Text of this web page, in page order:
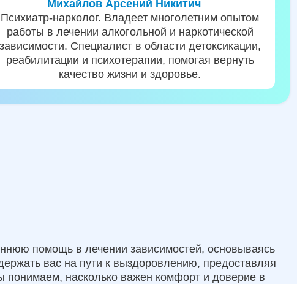
Михайлов Арсений Никитич
Психиатр-нарколог. Владеет многолетним опытом
работы в лечении алкогольной и наркотической
зависимости. Специалист в области детоксикации,
реабилитации и психотерапии, помогая вернуть
качество жизни и здоровье.
помощь в лечении зависимостей, основываясь
вас на пути к выздоровлению, предоставляя
понимаем, насколько важен комфорт и доверие в